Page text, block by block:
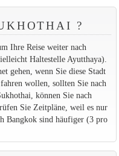
?
Ihre Reise weiter nach
Haltestelle Ayutthaya).
gehen, wenn Sie diese Stadt
wollen, sollten Sie nach
können Sie nach
Sie Zeitpläne, weil es nur
Bangkok sind häufiger (3 pro